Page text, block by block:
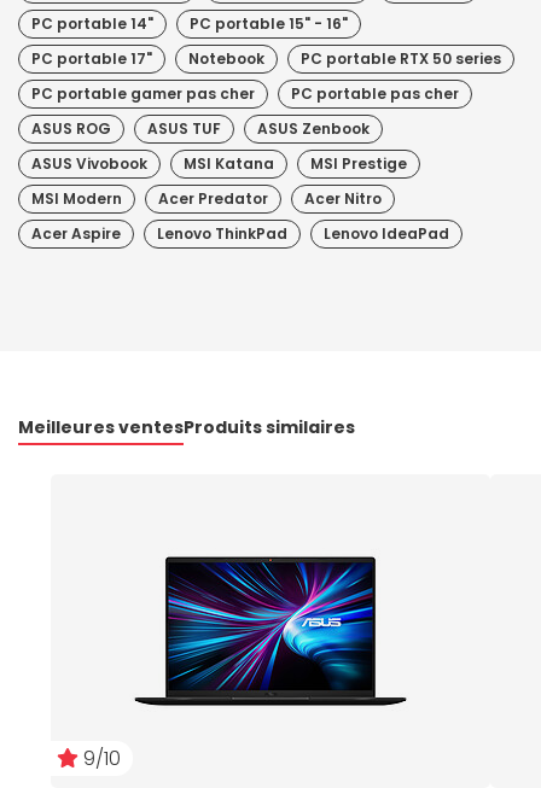
PC portable 14"
PC portable 15" - 16"
PC portable 17"
Notebook
PC portable RTX 50 series
PC portable gamer pas cher
PC portable pas cher
ASUS ROG
ASUS TUF
ASUS Zenbook
ASUS Vivobook
MSI Katana
MSI Prestige
MSI Modern
Acer Predator
Acer Nitro
Acer Aspire
Lenovo ThinkPad Lenovo IdeaPad
Meilleures ventesProduits similaires
9/10